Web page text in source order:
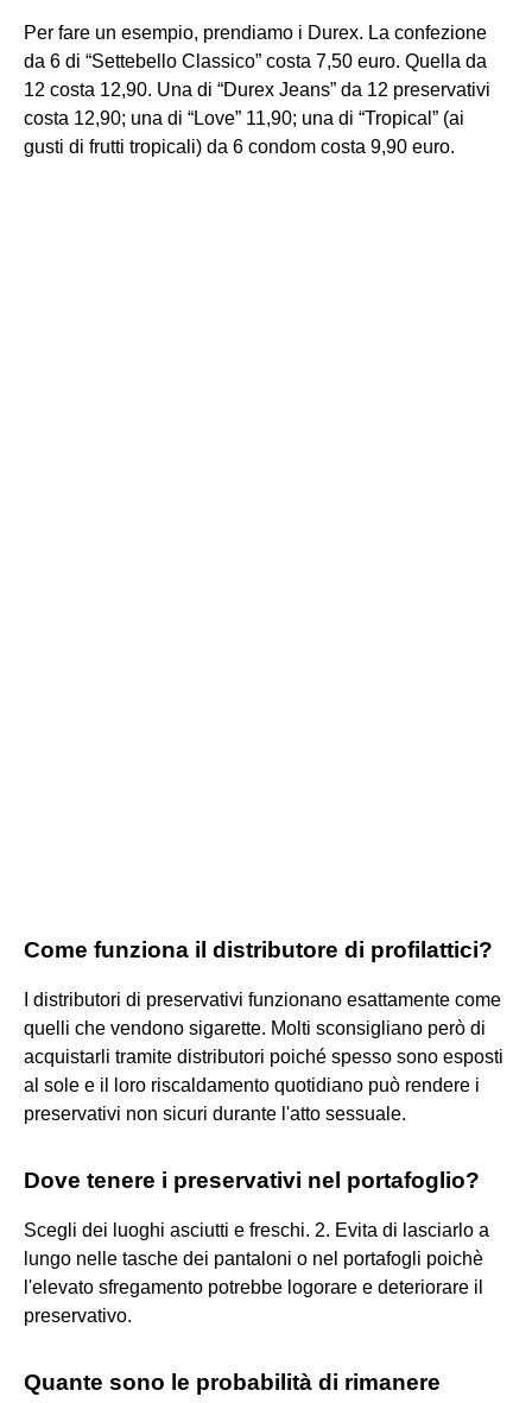
Per fare un esempio, prendiamo i Durex. La confezione
da 6 di “Settebello Classico” costa 7,50 euro. Quella da
12 costa 12,90. Una di “Durex Jeans” da 12 preservativi
costa 12,90; una di “Love” 11,90; una di “Tropical” (ai
gusti di frutti tropicali) da 6 condom costa 9,90 euro.
Come funziona il distributore di profilattici?
I distributori di preservativi funzionano esattamente come
quelli che vendono sigarette. Molti sconsigliano però di
acquistarli tramite distributori poiché spesso sono esposti
al sole e il loro riscaldamento quotidiano può rendere i
preservativi non sicuri durante l'atto sessuale.
Dove tenere i preservativi nel portafoglio?
Scegli dei luoghi asciutti e freschi. 2. Evita di lasciarlo a
lungo nelle tasche dei pantaloni o nel portafogli poichè
l'elevato sfregamento potrebbe logorare e deteriorare il
preservativo.
Quante sono le probabilità di rimanere